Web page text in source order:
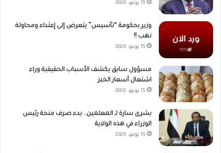
15 يونيو، 2026
وزير بحكومة “تأسيس” يتعرض إلى إعتداء ومحاولة
نهب !!
15 يونيو، 2026
مسؤول سابق يكشف الأسباب الحقيقية وراء
اشتعال أسعار الخبز
15 يونيو، 2026
بشرى سارة لـ المعلمين.. بدء صرف منحة رئيس
الوزراء في هذه الولاية
15 يونيو، 2026